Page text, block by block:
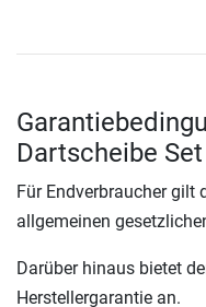
Dartscheibe
Für Endverbraucher gilt
allgemeinen
Darüber hinaus bietet
Herstellergarantie an.